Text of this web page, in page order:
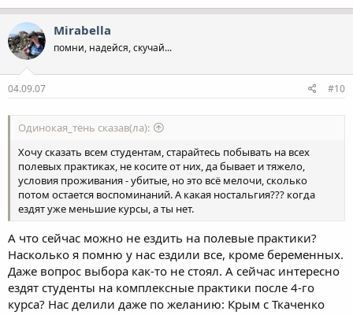
Mirabella
помни, надейся, скучай...
04.09.07 #10
Одинокая_тень сказав(ла):
Хочу сказать всем студентам, старайтесь побывать на всех
полевых практиках, не косите от них, да бывает и тяжело,
условия проживания - убитые, но это всё мелочи, сколько
потом остается воспоминаний. А какая ностальгия??? когда
ездят уже меньшие курсы, а ты нет.
А что сейчас можно не ездить на полевые практики?
Насколько я помню у нас ездили все, кроме беременных.
Даже вопрос выбора как-то не стоял. А сейчас интересно
ездят студенты на комплексные практики после 4-го
курса? Нас делили даже по желанию: Крым с Ткаченко